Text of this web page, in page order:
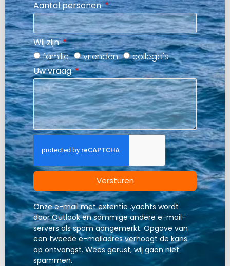
Aantal personen
Wij zijn
familie
vrienden
collega's
Uw vraag
Versturen
Onze e-mail met extentie .yachts wordt
door Outlook en sommige andere e-mail-
servers als spam aangemerkt. Opgave van
een tweede e-mailadres verhoogt de kans
op ontvangst. Wees gerust, wij gaan niet
spammen.